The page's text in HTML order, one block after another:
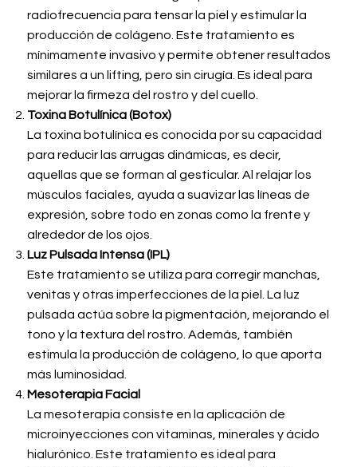
radiofrecuencia para tensar la piel y estimular la
producción de colágeno. Este tratamiento es
mínimamente invasivo y permite obtener resultados
similares a un lifting, pero sin cirugía. Es ideal para
mejorar la firmeza del rostro y del cuello.
Toxina Botulínica (Botox)
La toxina botulínica es conocida por su capacidad
para reducir las arrugas dinámicas, es decir,
aquellas que se forman al gesticular. Al relajar los
músculos faciales, ayuda a suavizar las líneas de
expresión, sobre todo en zonas como la frente y
alrededor de los ojos.
Luz Pulsada Intensa (IPL)
Este tratamiento se utiliza para corregir manchas,
venitas y otras imperfecciones de la piel. La luz
pulsada actúa sobre la pigmentación, mejorando el
tono y la textura del rostro. Además, también
estimula la producción de colágeno, lo que aporta
más luminosidad.
Mesoterapia Facial
La mesoterapia consiste en la aplicación de
microinyecciones con vitaminas, minerales y ácido
hialurónico. Este tratamiento es ideal para